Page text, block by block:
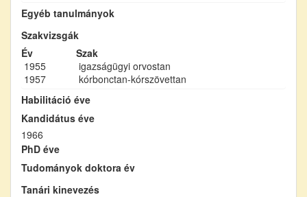
Egyéb tanulmányok
Szakvizsgák
Év
Szak
1955
igazságügyi orvostan
1957
kórbonctan-kórszövettan
Habilitáció éve
Kandidátus éve
1966
PhD éve
Tudományok doktora év
Tanári kinevezés